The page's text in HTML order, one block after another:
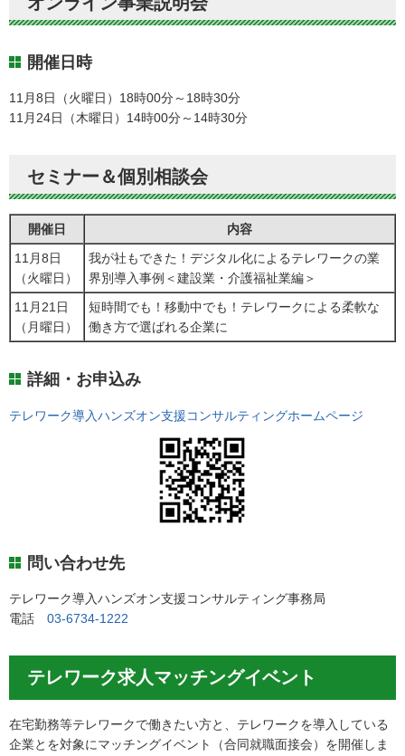
開催日時
11月8日（火曜日）18時00分～18時30分
11月24日（木曜日）14時00分～14時30分
セミナー＆個別相談会
開催日
内容
11月8日
（火曜日）
我が社もできた！デジタル化によるテレワークの業
界別導入事例＜建設業・介護福祉業編＞
11月21日
（月曜日）
短時間でも！移動中でも！テレワークによる柔軟な
働き方で選ばれる企業に
詳細・お申込み
テレワーク導入ハンズオン支援コンサルティングホームページ
問い合わせ先
テレワーク導入ハンズオン支援コンサルティング事務局
電話 03-6734-1222
テレワーク求人マッチングイベント
在宅勤務等テレワークで働きたい方と、テレワークを導入している
企業とを対象にマッチングイベント（合同就職面接会）を開催しま